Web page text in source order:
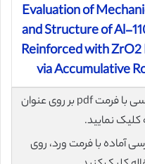
Evaluation of
and Structure of Al-
Reinforced with
via Accumulative
برای دانلود رایگان مقاله انگلیسی با فرمت pdf بر روی عنوان
نمایید.
آماده با فرمت ورد، روی